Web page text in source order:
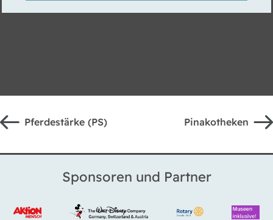
Pferdestärke (PS) Pinakotheken
Sponsoren und Partner